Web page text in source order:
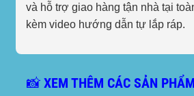
và hỗ trợ giao hàng tận nhà tại
kèm video hướng dẫn tự lắp ráp.
📸 XEM THÊM CÁC SẢN